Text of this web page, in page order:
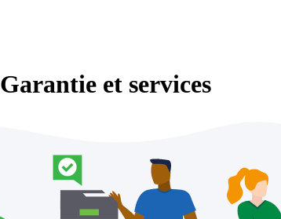
Garantie et services